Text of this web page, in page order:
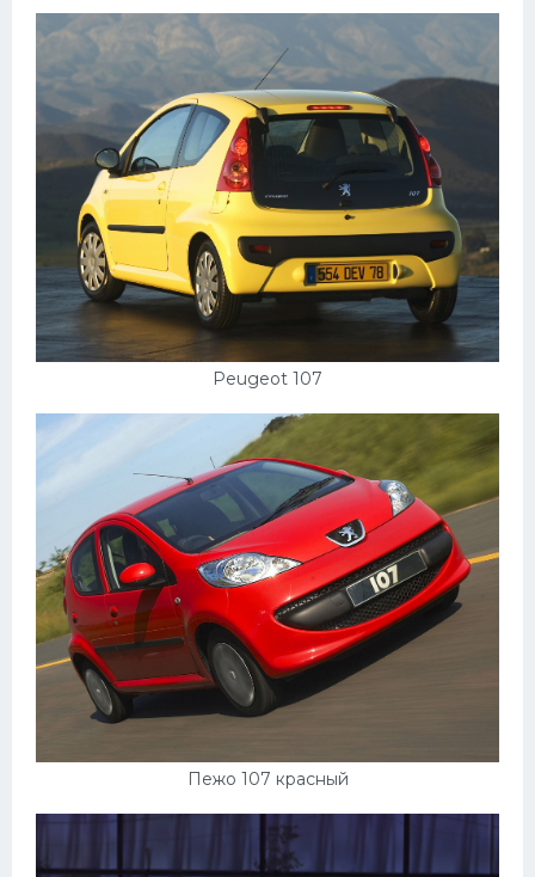
Peugeot 107
Пежо 107 красный